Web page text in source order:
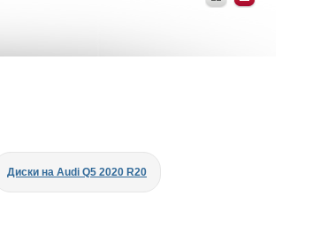
Диски на Audi Q5 2020 R20